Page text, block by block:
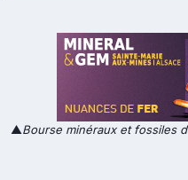
▲Bourse minéraux et fossiles